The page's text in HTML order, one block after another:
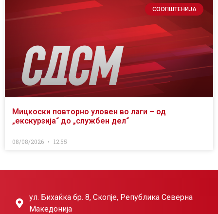
СООПШТЕНИЈА
Мицкоски повторно уловен во лаги – од
„екскурзија“ до „службен дел“
08/08/2026 12:55
ул. Бихаќка бр. 8, Скопје, Република Северна
Македонија